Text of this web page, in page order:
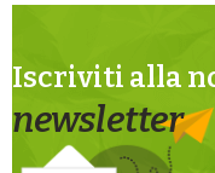
Iscriviti alla
newsletter